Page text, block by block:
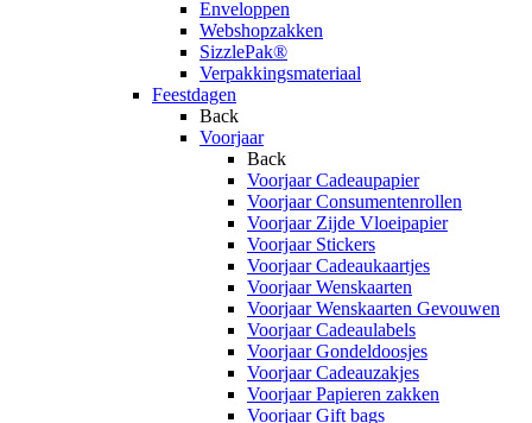
Enveloppen
Webshopzakken
SizzlePak®
Verpakkingsmateriaal
Feestdagen
Back
Voorjaar
Back
Voorjaar Cadeaupapier
Voorjaar Consumentenrollen
Voorjaar Zijde Vloeipapier
Voorjaar Stickers
Voorjaar Cadeaukaartjes
Voorjaar Wenskaarten
Voorjaar Wenskaarten Gevouwen
Voorjaar Cadeaulabels
Voorjaar Gondeldoosjes
Voorjaar Cadeauzakjes
Voorjaar Papieren zakken
Voorjaar Gift bags